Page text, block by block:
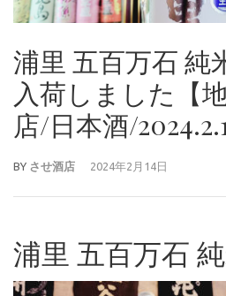
浦里 五百万石 純
入荷しました【
店/日本酒/
BY させ酒店 2024年2月14日
浦里 五百万石